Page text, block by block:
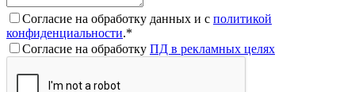
Согласие на обработку данных и с политикой
конфиденциальности.*
Согласие на обработку ПД в рекламных целях